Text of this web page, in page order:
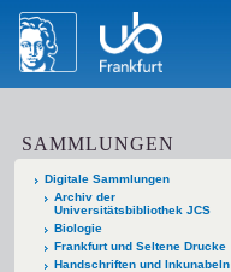
SAMMLUNGEN
Digitale Sammlungen
Archiv der
Universitätsbibliothek JCS
Biologie
Frankfurt und Seltene Drucke
Handschriften und Inkunabeln